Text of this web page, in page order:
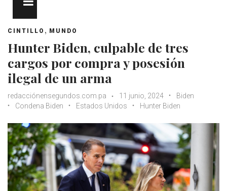
CINTILLO , MUNDO
Hunter Biden, culpable de tres
cargos por compra y posesión
ilegal de un arma
redacciónensegundos.com.pa 11 junio, 2024
Biden
Condena Biden
Estados Unidos Hunter Biden